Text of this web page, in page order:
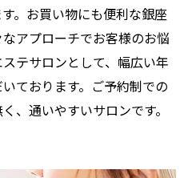
。お買い物にも便利な銀座
アプローチでお客様のお悩
テサロンとして、幅広い年
ております。ご予約制での
、通いやすいサロンです。